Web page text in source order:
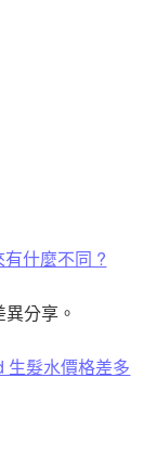
什麼不同 ?
分享。
生髮水價格差多